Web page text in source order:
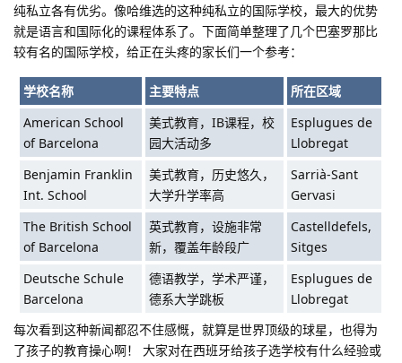
纯私立各有优劣。像哈维选的这种纯私立的国际学校，最大的优势
就是语言和国际化的课程体系了。下面简单整理了几个巴塞罗那比
较有名的国际学校，给正在头疼的家长们一个参考：
学校名称 主要特点
所在区域
American School
of Barcelona
美式教育，IB课程，校
园大活动多
Esplugues de
Llobregat
Benjamin Franklin
Int. School
美式教育，历史悠久，
大学升学率高
Sarrià-Sant
Gervasi
The British School
of Barcelona
英式教育，设施非常
新，覆盖年龄段广
Castelldefels,
Sitges
Deutsche Schule
Barcelona
德语教学，学术严谨，
德系大学跳板
Esplugues de
Llobregat
每次看到这种新闻都忍不住感慨，就算是世界顶级的球星，也得为
了孩子的教育操心啊！
大家对在西班牙给孩子选学校有什么经验或